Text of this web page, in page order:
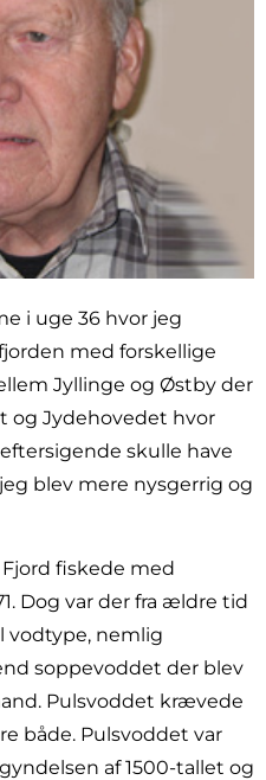
i uge 36 hvor jeg
med forskellige
Jyllinge og Østby der
og Jydehovedet hvor
skulle have
blev mere nysgerrig og
fiskede med
Dog var der fra ældre tid
nemlig
soppevoddet der blev
Pulsvoddet krævede
både. Pulsvoddet var
af 1500-tallet og